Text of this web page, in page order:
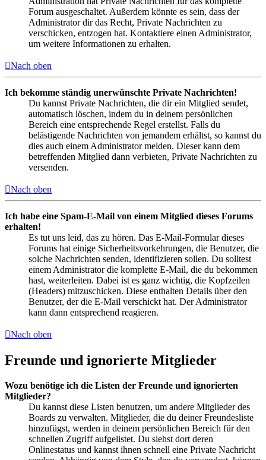
Forum ausgeschaltet. Außerdem könnte es sein, dass der
Administrator dir das Recht, Private Nachrichten zu
verschicken, entzogen hat. Kontaktiere einen Administrator,
um weitere Informationen zu erhalten.
Nach oben
Ich bekomme ständig unerwünschte Private Nachrichten!
Du kannst Private Nachrichten, die dir ein Mitglied sendet,
automatisch löschen, indem du in deinem persönlichen
Bereich eine entsprechende Regel erstellst. Falls du
belästigende Nachrichten von jemandem erhältst, so kannst du
dies auch einem Administrator melden. Dieser kann dem
betreffenden Mitglied dann verbieten, Private Nachrichten zu
versenden.
Nach oben
Ich habe eine Spam-E-Mail von einem Mitglied dieses Forums
erhalten!
Es tut uns leid, das zu hören. Das E-Mail-Formular dieses
Forums hat einige Sicherheitsvorkehrungen, die Benutzer, die
solche Nachrichten senden, identifizieren sollen. Du solltest
einem Administrator die komplette E-Mail, die du bekommen
hast, weiterleiten. Dabei ist es ganz wichtig, die Kopfzeilen
(Headers) mitzuschicken. Diese enthalten Details über den
Benutzer, der die E-Mail verschickt hat. Der Administrator
kann dann entsprechend reagieren.
Nach oben
Freunde und ignorierte Mitglieder
Wozu benötige ich die Listen der Freunde und ignorierten
Mitglieder?
Du kannst diese Listen benutzen, um andere Mitglieder des
Boards zu verwalten. Mitglieder, die du deiner Freundesliste
hinzufügst, werden in deinem persönlichen Bereich für den
schnellen Zugriff aufgelistet. Du siehst dort deren
Onlinestatus und kannst ihnen schnell eine Private Nachricht